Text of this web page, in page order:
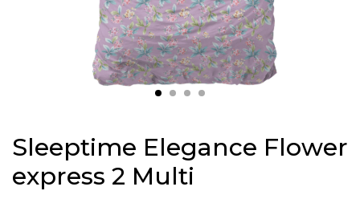
Sleeptime Elegance Flower
express 2 Multi